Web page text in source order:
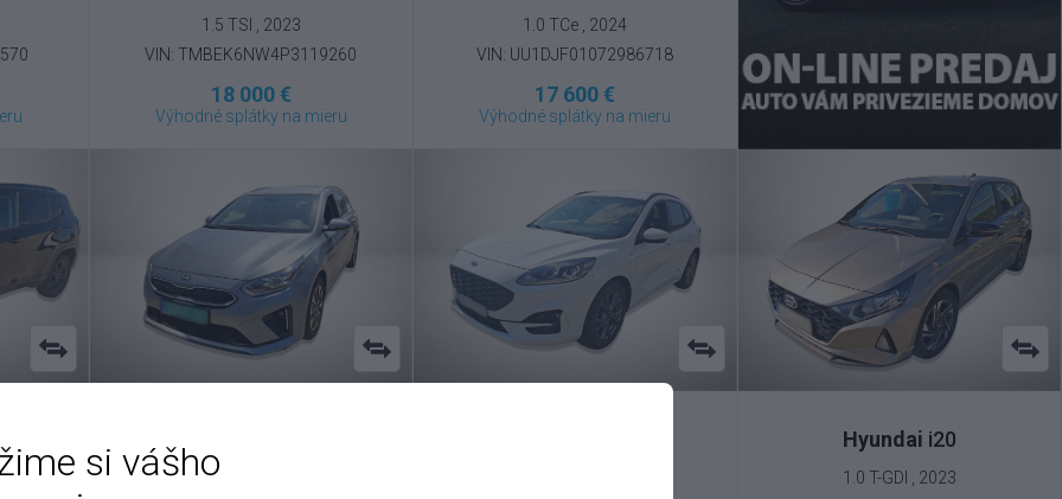
1.5 TSI , 2023
VIN: TMBEK6NW4P3119260
18 000 €
Výhodné splátky na mieru
1.0 TCe , 2024
VIN: UU1DJF01072986718
17 600 €
Výhodné splátky na mieru
1.6 GDI plug-in , 2021
Hyundai i20
1.0 T-GDI , 2023
si vášho